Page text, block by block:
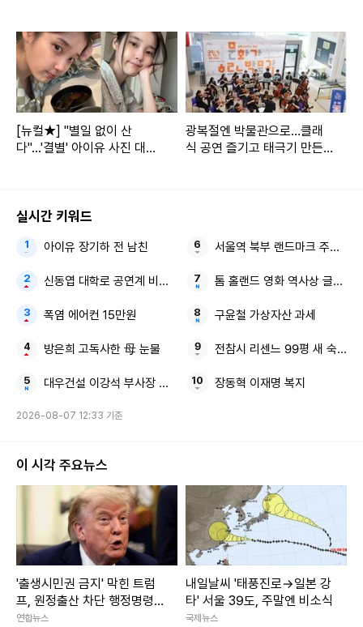
[뉴컬★] "별일 없이 산
다"...'결별' 아이유 사진 대방
광복절엔 박물관으로…클래
식 공연 즐기고 태극기 만든
실시간 키워드
아이유 장기하 전 남친
신동엽 대학로 공연계 비하 논란
폭염 에어컨 15만원
방은희 고독사한 母 눈물
대우건설 이강석 부사장 김보현 대표
서울역 북부 랜드마크 주거지
톰 홀랜드 영화 역사상 글로벌
구윤철 가상자산 과세
전참시 리센느 99평 새 숙소
장동혁 이재명 복지
2026-08-07 12:33 기준
이 시각 주요뉴스
'출생시민권 금지' 막힌 트럼
프, 원정출산 차단 행정명령
서명(종합)
연합뉴스
내일날씨 '태풍진로→일본 강
타' 서울 39도, 주말엔 비소식
국제뉴스